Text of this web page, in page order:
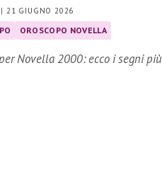
|21 GIUGNO 2026
OROSCOPO NOVELLA
per Novella 2000: ecco i segni